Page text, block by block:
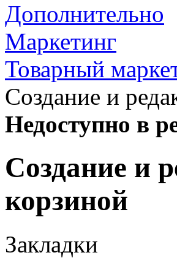
Дополнительно
Маркетинг
Товарный
Создание и
Недоступно в
Создание и
корзиной
Закладки